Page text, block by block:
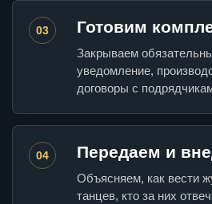
03 Готовим
Закрываем
уведомление,
договоры с
04 Передаем и
Объясняем, как вести
танцев, кто за них